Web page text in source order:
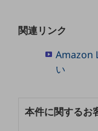
新着記事
トレンド記事特集
課題やニーズに合ったサー
関連リンク
Amazon
い
本件に関するお